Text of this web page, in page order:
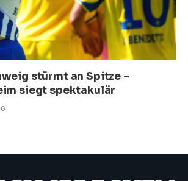
stürmt an Spitze –
siegt spektakulär